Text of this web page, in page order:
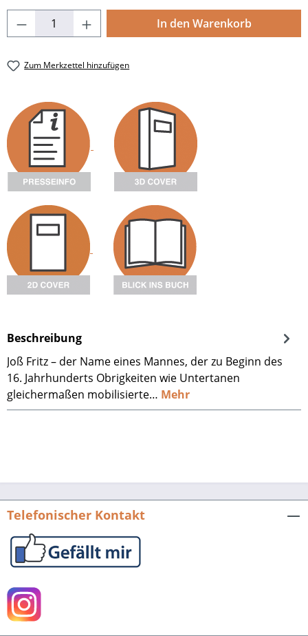
Produkt Anzahl: Gib den gewünschten
In den Warenkorb
Zum Merkzettel hinzufügen
Beschreibung
Joß Fritz – der Name eines Mannes, der zu Beginn des
16. Jahrhunderts Obrigkeiten wie Untertanen
gleichermaßen mobilisierte… Mehr
Telefonischer Kontakt